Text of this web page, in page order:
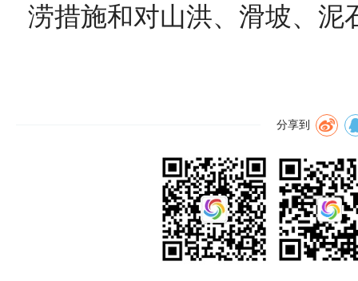
涝措施和对山洪、滑坡、泥
分享到